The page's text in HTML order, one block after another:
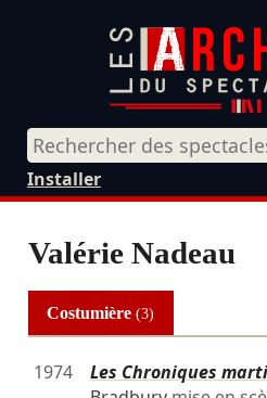
Installer
Valérie Nadeau
Costumière(3)
1974 Les Chroniques